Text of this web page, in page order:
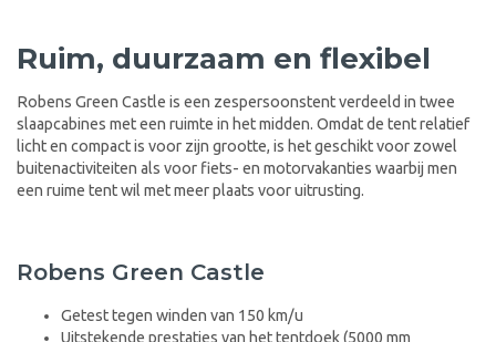
Ruim, duurzaam en flexibel
Robens Green Castle is een zespersoonstent verdeeld in twee
slaapcabines met een ruimte in het midden. Omdat de tent relatief
licht en compact is voor zijn grootte, is het geschikt voor zowel
buitenactiviteiten als voor fiets- en motorvakanties waarbij men
een ruime tent wil met meer plaats voor uitrusting.
Robens Green Castle
Getest tegen winden van 150 km/u
Uitstekende prestaties van het tentdoek (5000 mm